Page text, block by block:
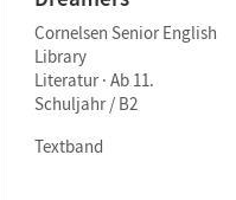
Cornelsen Senior English
Library
Literatur · Ab 11.
Schuljahr / B2
Textband